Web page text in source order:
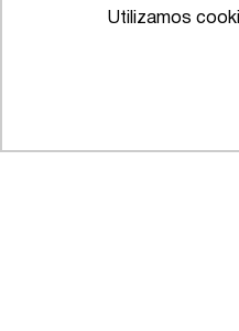
Utilizamos